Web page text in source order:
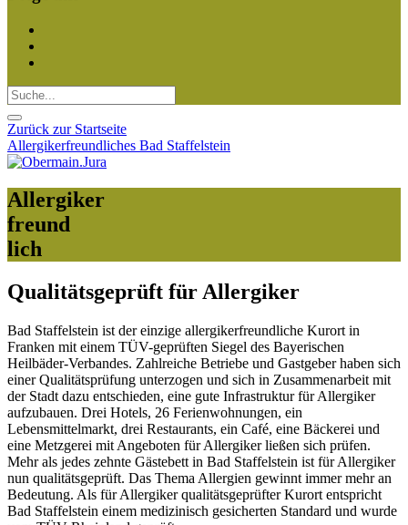
Zurück zur Startseite
Allergikerfreundliches Bad Staffelstein
Allergiker
freund
lich
Qualitätsgeprüft für Allergiker
Bad Staffelstein ist der einzige allergikerfreundliche Kurort in
Franken mit einem TÜV-geprüften Siegel des Bayerischen
Heilbäder-Verbandes. Zahlreiche Betriebe und Gastgeber haben sich
einer Qualitätsprüfung unterzogen und sich in Zusammenarbeit mit
der Stadt dazu entschieden, eine gute Infrastruktur für Allergiker
aufzubauen. Drei Hotels, 26 Ferienwohnungen, ein
Lebensmittelmarkt, drei Restaurants, ein Café, eine Bäckerei und
eine Metzgerei mit Angeboten für Allergiker ließen sich prüfen.
Mehr als jedes zehnte Gästebett in Bad Staffelstein ist für Allergiker
nun qualitätsgeprüft. Das Thema Allergien gewinnt immer mehr an
Bedeutung. Als für Allergiker qualitätsgeprüfter Kurort entspricht
Bad Staffelstein einem medizinisch gesicherten Standard und wurde